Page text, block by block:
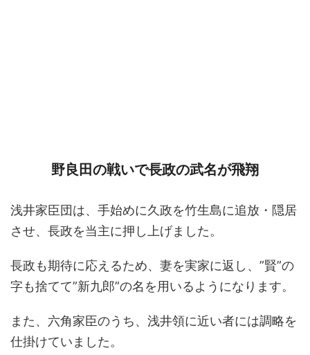
野良田の戦いで長政の武名が飛翔
浅井家臣団は、手始めに久政を竹生島に追放・隠居
させ、長政を当主に押し上げました。
長政も期待に応えるため、妻を実家に返し、”賢”の
字も捨てて”新九郎”の名を用いるようになります。
また、六角家臣のうち、浅井領に近い者には調略を
仕掛けていました。